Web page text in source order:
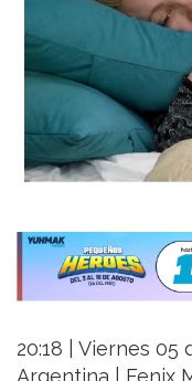
20:18 | Viernes 05
Argentina | Fenix